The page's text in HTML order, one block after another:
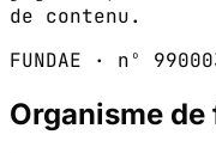
de contenu.
FUNDAE · nº
Organisme de